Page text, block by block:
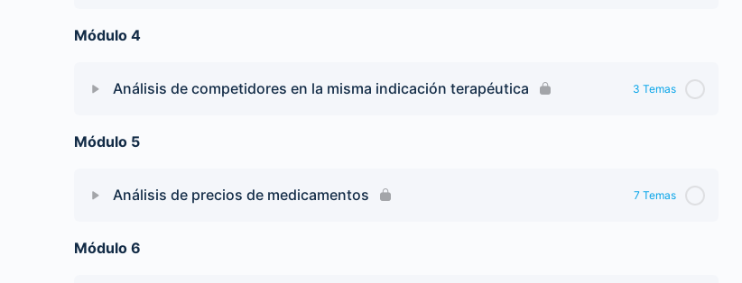
Módulo 4
Análisis de competidores en la misma indicación terapéutica 3 Temas
Módulo 5
Análisis de precios de medicamentos 7 Temas
Módulo 6